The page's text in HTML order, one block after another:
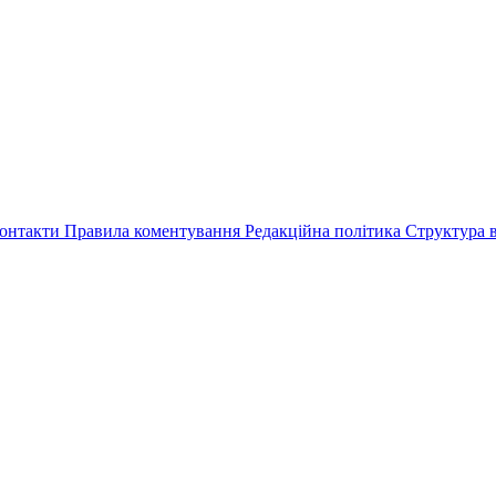
Правила коментування Редакційна політика Структура